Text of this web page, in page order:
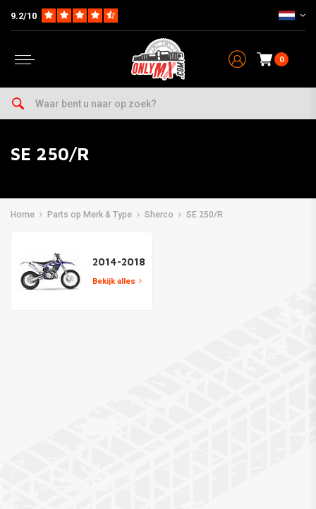
9.2/10
0
SE 250/R
Home Parts op Merk & Type Sherco SE 250/R
2014-2018
Bekijk alles